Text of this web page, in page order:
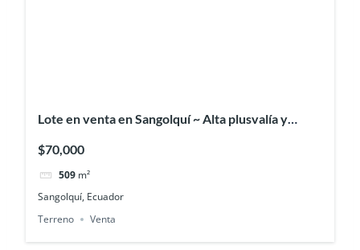
Lote en venta en Sangolquí ~ Alta plusvalía y
$70,000
509 m²
Sangolquí, Ecuador
Terreno
Venta